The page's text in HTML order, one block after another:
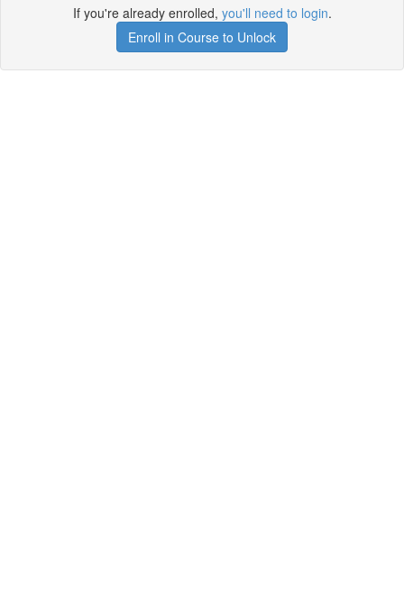
If you're already enrolled, you'll need to login.
Enroll in Course to Unlock